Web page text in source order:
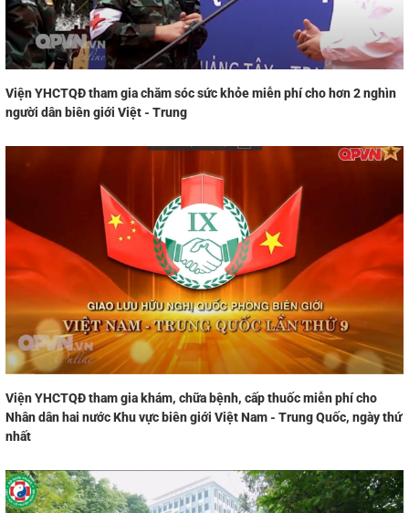
Viện YHCTQĐ tham gia chăm sóc sức khỏe miễn phí cho hơn 2 nghìn
người dân biên giới Việt - Trung
Viện YHCTQĐ tham gia khám, chữa bệnh, cấp thuốc miễn phí cho
Nhân dân hai nước Khu vực biên giới Việt Nam - Trung Quốc, ngày thứ
nhất